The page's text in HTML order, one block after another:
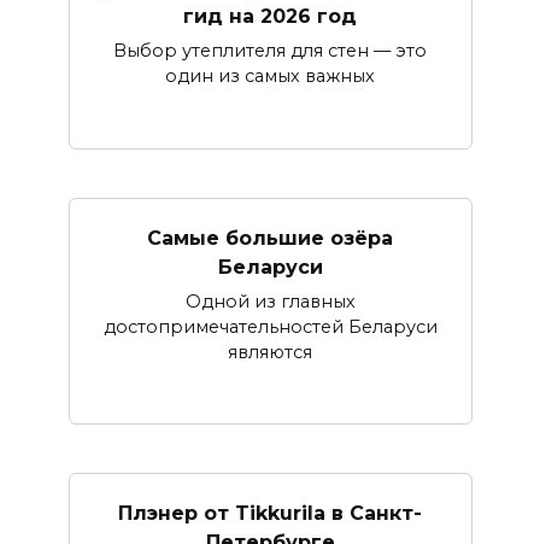
гид на 2026 год
Выбор утеплителя для стен — это
один из самых важных
Самые большие озёра
Беларуси
Одной из главных
достопримечательностей Беларуси
являются
Плэнер от Tikkurila в Санкт-